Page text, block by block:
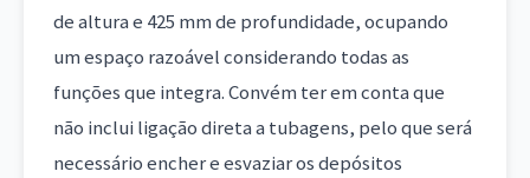
de altura e 425 mm de profundidade, ocupando
um espaço razoável considerando todas as
funções que integra. Convém ter em conta que
não inclui ligação direta a tubagens, pelo que será
necessário encher e esvaziar os depósitos